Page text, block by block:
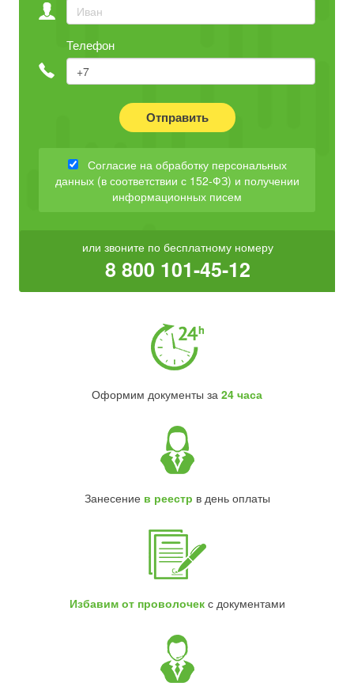
Телефон
Отправить
Согласие на обработку персональных
данных (в соответствии с 152-ФЗ) и получении
информационных писем
или звоните по бесплатному номеру
8 800 101-45-12
Оформим документы за 24 часа
Занесение в реестр в день оплаты
Избавим от проволочекс документами